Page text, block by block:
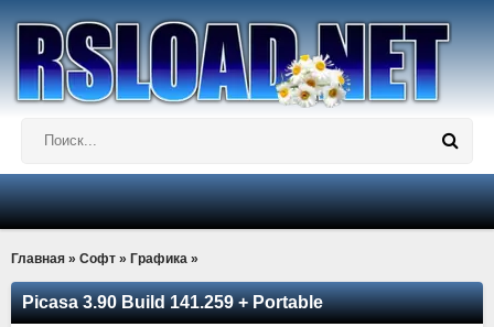
Главная » Софт » Графика »
Picasa 3.90 Build 141.259 + Portable